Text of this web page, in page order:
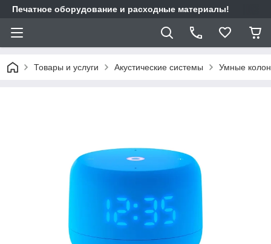
Печатное оборудование и расходные материалы!
Товары и услуги Акустические системы Умные